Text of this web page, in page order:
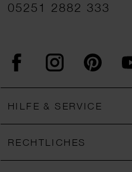
05251 2882 333
FacebookInstagram
HILFE & SERVICE
RECHTLICHES